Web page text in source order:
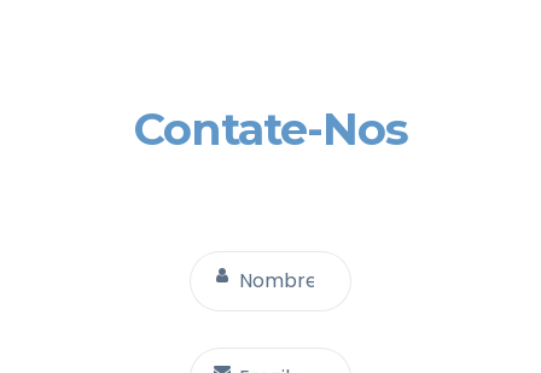
Contate-Nos